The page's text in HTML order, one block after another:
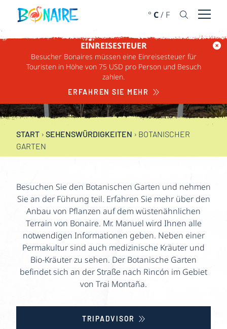
WEITER ZUM INHALT
° C/ F Menü
EINREISESTEUER
Besucher Bonaires müssen eine Einreisesteuer für
Touristen in Höhe von 75 USD pro Person und Besuch
zahlen.
ERFAHREN SIE MEHR
BOTANISCHER
GARTEN
START › SEHENSWÜRDIGKEITEN › BOTANISCHER
GARTEN
Besuchen Sie den Botanischen Garten und nehmen
Sie an der Führung teil. Erfahren Sie mehr über den
Anbau von Pflanzen auf dem wüstenähnlichen
Terrain von Bonaire. Mr. Manuel wird Ihnen alle
notwendigen Informationen geben. Neben einer
Permakultur sind auch medizinische Kräuter und
Bio-Kräuter zu sehen. Der Botanische Garten
befindet sich an der Straße nach Rincón im Gebiet
von Trai Montaña.
TRIPADVISOR